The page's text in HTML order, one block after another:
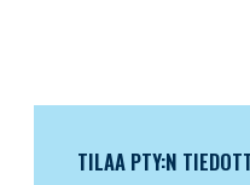
TILAA PTY:N